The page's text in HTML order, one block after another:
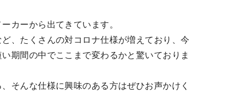
カーから出てきています。
、たくさんの対コロナ仕様が増えており、今
期間の中でここまで変わるかと驚いておりま
そんな仕様に興味のある方はぜひお声かけく